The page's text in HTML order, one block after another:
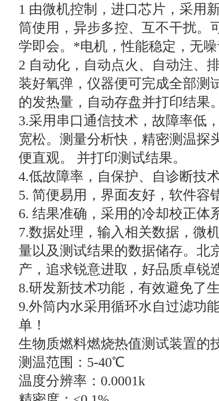
1 由微机控制，进口芯片，采用
筒使用，异步多控、互不干扰。
学即会。*电机，性能稳定，无
2 自动化，自动点火、自动注、
装好氧弹，仪器便可完成全部测
的发热量，自动存盘并打印结果
3.采用串口通信技术，故障率低
宽松。测量分析快，精密测温探
便直观。 并打印测试结果。
4.低故障率，自保护、自诊断技
5. 简便易用，界面友好，软件容
6. 结果准确，采用的冷却校正体
7.数据处理，输入相关数据，微
量以及测试结果的数据储存。北
产，追求锐意进取，好品质卓锐
8.研发新技术功能，有效避免了
9.外筒内水采用循环水自过滤功
单！
生物质燃料燃烧热值测试装置的
测温范围：5-40℃
温度分辨率：0.0001k